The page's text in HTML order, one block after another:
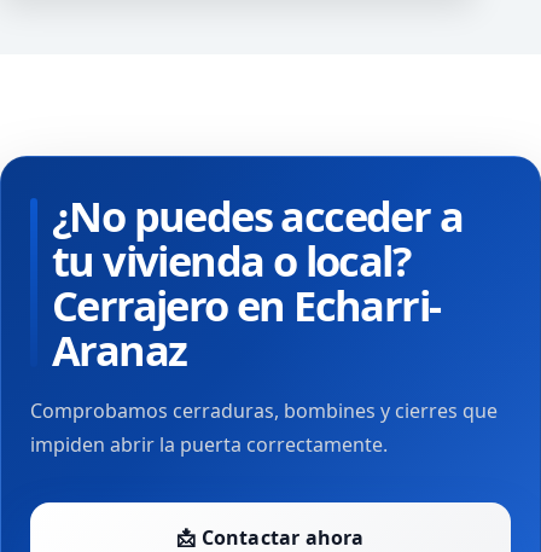
¿No puedes acceder a
tu vivienda o local?
Cerrajero en Echarri-
Aranaz
Comprobamos cerraduras, bombines y cierres que
impiden abrir la puerta correctamente.
📩 Contactar ahora